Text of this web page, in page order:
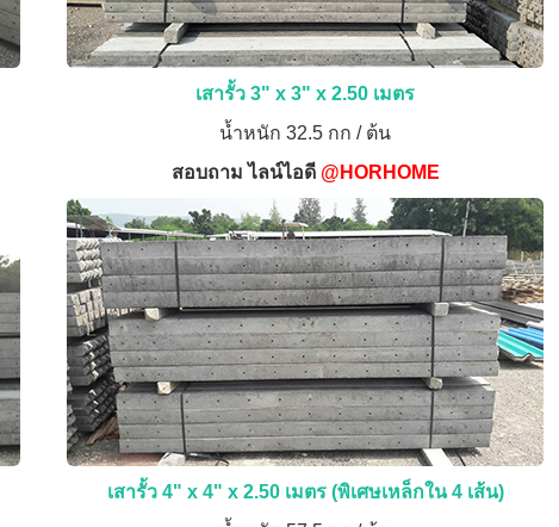
เสารั้ว 3" x 3" x 2.50 เมตร
น้ำหนัก 32.5 กก / ต้น
สอบถาม ไลน์ไอดี @HORHOME
เสารั้ว 4" x 4" x 2.50 เมตร (พิเศษเหล็กใน 4 เส้น)